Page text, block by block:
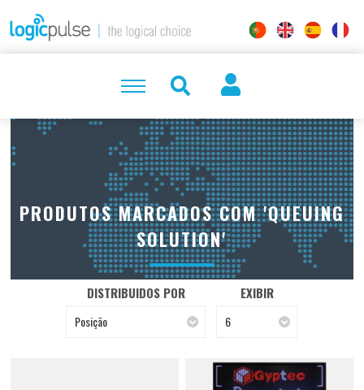
PRODUTOS MARCADOS COM 'QUEUING
SOLUTION'
DISTRIBUIDOS POR
Posição
EXIBIR
6